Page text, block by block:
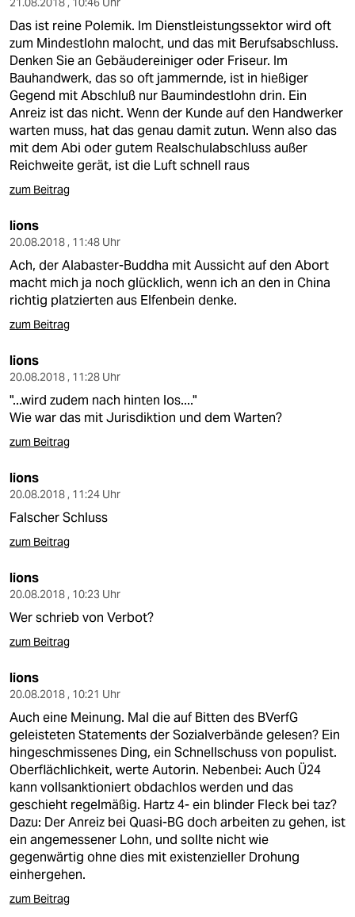
Das ist reine Polemik. Im Dienstleistungssektor wird oft
zum Mindestlohn malocht, und das mit Berufsabschluss.
Denken Sie an Gebäudereiniger oder Friseur. Im
Bauhandwerk, das so oft jammernde, ist in hießiger
Gegend mit Abschluß nur Baumindestlohn drin. Ein
Anreiz ist das nicht. Wenn der Kunde auf den Handwerker
warten muss, hat das genau damit zutun. Wenn also das
mit dem Abi oder gutem Realschulabschluss außer
Reichweite gerät, ist die Luft schnell raus
zum Beitrag
lions
20.08.2018 , 11:48 Uhr
Ach, der Alabaster-Buddha mit Aussicht auf den Abort
macht mich ja noch glücklich, wenn ich an den in China
richtig platzierten aus Elfenbein denke.
zum Beitrag
lions
20.08.2018 , 11:28 Uhr
"...wird zudem nach hinten los...."
Wie war das mit Jurisdiktion und dem Warten?
zum Beitrag
lions
20.08.2018 , 11:24 Uhr
Falscher Schluss
zum Beitrag
lions
20.08.2018 , 10:23 Uhr
Wer schrieb von Verbot?
zum Beitrag
lions
20.08.2018 , 10:21 Uhr
Auch eine Meinung. Mal die auf Bitten des BVerfG
geleisteten Statements der Sozialverbände gelesen? Ein
hingeschmissenes Ding, ein Schnellschuss von populist.
Oberflächlichkeit, werte Autorin. Nebenbei: Auch Ü24
kann vollsanktioniert obdachlos werden und das
geschieht regelmäßig. Hartz 4- ein blinder Fleck bei taz?
Dazu: Der Anreiz bei Quasi-BG doch arbeiten zu gehen, ist
ein angemessener Lohn, und sollte nicht wie
gegenwärtig ohne dies mit existenzieller Drohung
einhergehen.
zum Beitrag